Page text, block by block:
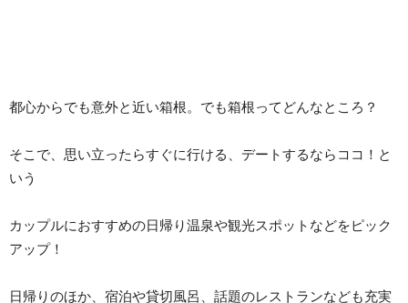
都心からでも意外と近い箱根。でも箱根ってどんなところ？
そこで、思い立ったらすぐに行ける、デートするならココ！と
いう
カップルにおすすめの日帰り温泉や観光スポットなどをピック
アップ！
日帰りのほか、宿泊や貸切風呂、話題のレストランなども充実